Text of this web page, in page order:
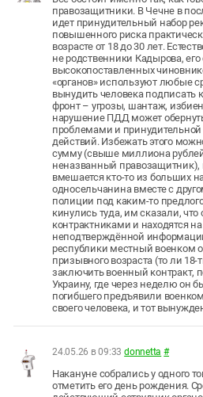
правозащитники. В Чечне в
идет принудительный набор
повышенного риска
возрасте от 18 до 30 лет.
не родственники Кадырова,
высокопоставленных
«органов» используют любые
вынудить человека подписать
фронт – угрозы, шантаж,
нарушение ПДД может
проблемами и принудительной
действий. Избежать этого
сумму (свыше миллиона
неназванный
вмешается кто-то из больших
односельчанина вместе с
полиции под каким-то
кинулись туда, им сказали,
контрактниками и находятся
неподтверждённой
республики местный военком
призывного возраста (то ли 18-
заключить военный контракт,
Украину, где через неделю он
погибшего предъявили
своего человека, и тот
24.05.26 в 09:33 donnetta #
Накануне собрались у одного
отметить его день рождения.